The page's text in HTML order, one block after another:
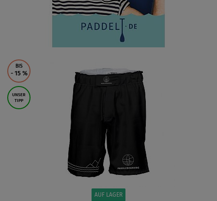
BIS
- 15 %
UNSER
TIPP
AUF LAGER